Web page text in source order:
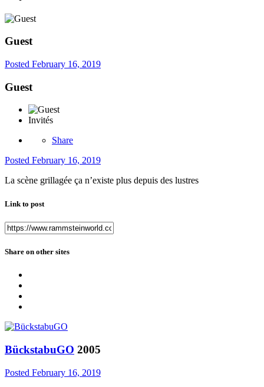
Guest
Posted February 16, 2019
Guest
Invités
Share
Posted February 16, 2019
La scène grillagée ça n’existe plus depuis des lustres
Link to post
Share on other sites
BückstabuGO 2005
Posted February 16, 2019